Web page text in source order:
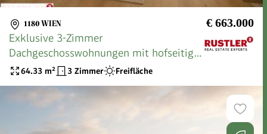
1180 WIEN € 663.000
Exklusive 3-Zimmer
Dachgeschosswohnungen mit hofseitiger
Terrasse nähe Schubertpark !
64.33 m² 3 Zimmer Freifläche